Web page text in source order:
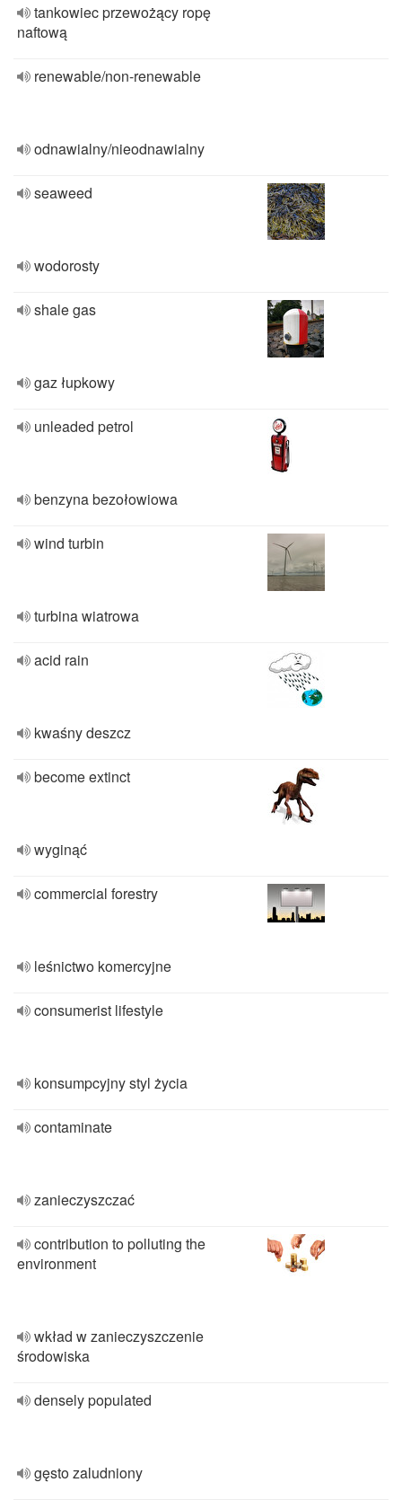
tankowiec przewożący ropę
naftową
renewable/non-renewable
odnawialny/nieodnawialny
seaweed
wodorosty
shale gas
gaz łupkowy
unleaded petrol
benzyna bezołowiowa
wind turbin
turbina wiatrowa
acid rain
kwaśny deszcz
become extinct
wyginąć
commercial forestry
leśnictwo komercyjne
consumerist lifestyle
konsumpcyjny styl życia
contaminate
zanieczyszczać
contribution to polluting the
environment
wkład w zanieczyszczenie
środowiska
densely populated
gęsto zaludniony